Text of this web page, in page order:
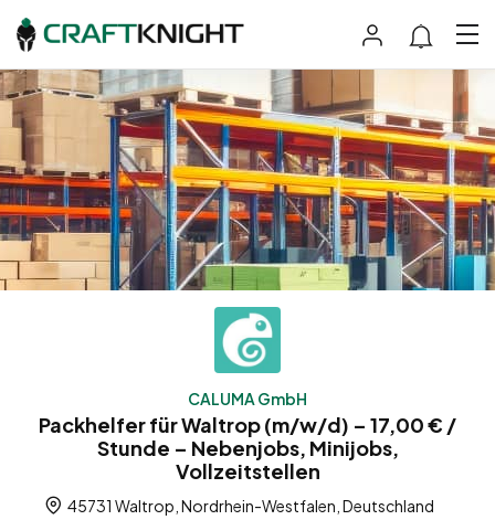
CALUMA GmbH
Packhelfer für Waltrop (m/w/d) – 17,00 € /
Stunde – Nebenjobs, Minijobs,
Vollzeitstellen
45731 Waltrop, Nordrhein-Westfalen, Deutschland